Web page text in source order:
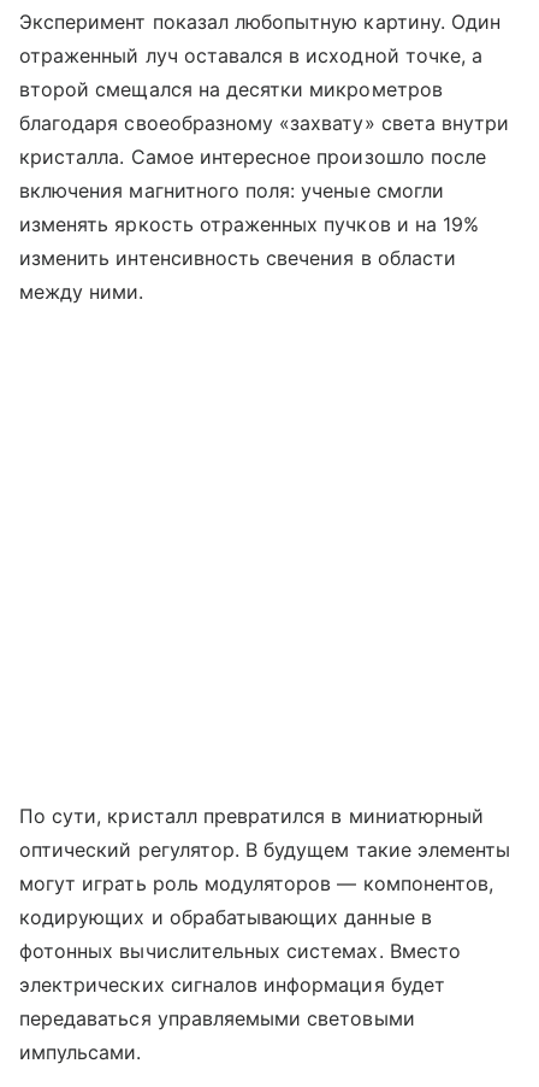
Эксперимент показал любопытную картину. Один
отраженный луч оставался в исходной точке, а
второй смещался на десятки микрометров
благодаря своеобразному «захвату» света внутри
кристалла. Самое интересное произошло после
включения магнитного поля: ученые смогли
изменять яркость отраженных пучков и на 19%
изменить интенсивность свечения в области
между ними.
По сути, кристалл превратился в миниатюрный
оптический регулятор. В будущем такие элементы
могут играть роль модуляторов — компонентов,
кодирующих и обрабатывающих данные в
фотонных вычислительных системах. Вместо
электрических сигналов информация будет
передаваться управляемыми световыми
импульсами.